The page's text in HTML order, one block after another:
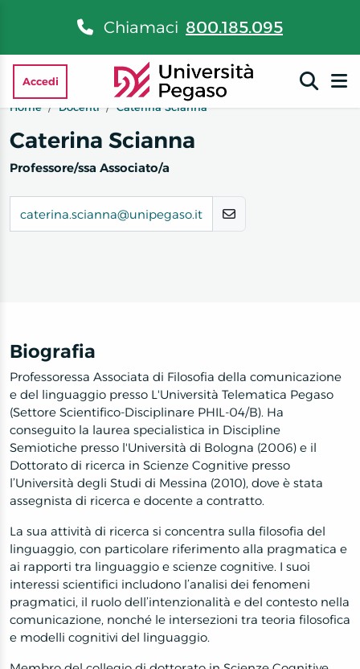
Chiamaci 800.185.095
Accedi
Home
Docenti Caterina Scianna
Caterina Scianna
Professore/ssa Associato/a
caterina.scianna@unipegaso.it
Biografia
Professoressa Associata di Filosofia della comunicazione
e del linguaggio presso L'Università Telematica Pegaso
(Settore Scientifico-Disciplinare PHIL-04/B). Ha
conseguito la laurea specialistica in Discipline
Semiotiche presso l'Università di Bologna (2006) e il
Dottorato di ricerca in Scienze Cognitive presso
l’Università degli Studi di Messina (2010), dove è stata
assegnista di ricerca e docente a contratto.
La sua attività di ricerca si concentra sulla filosofia del
linguaggio, con particolare riferimento alla pragmatica e
ai rapporti tra linguaggio e scienze cognitive. I suoi
interessi scientifici includono l’analisi dei fenomeni
pragmatici, il ruolo dell’intenzionalità e del contesto nella
comunicazione, nonché le intersezioni tra teoria filosofica
e modelli cognitivi del linguaggio.